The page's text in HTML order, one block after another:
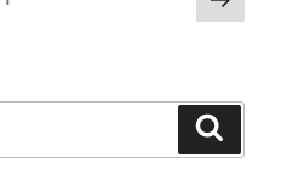
Seite